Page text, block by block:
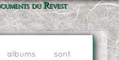
du Revest
albums sont